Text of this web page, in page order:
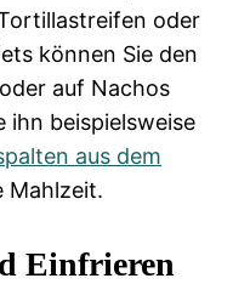
oder
können Sie den
auf Nachos
ihn beispielsweise
aus dem
Mahlzeit.
Einfrieren